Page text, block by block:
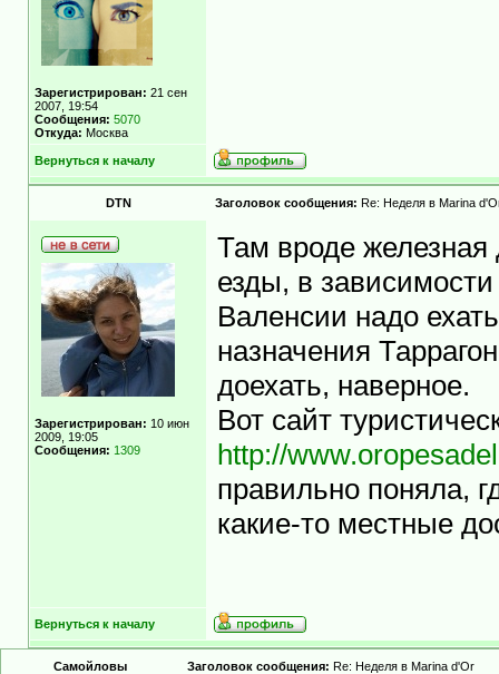
Зарегистрирован: 21 сен
2007, 19:54
Сообщения: 5070
Откуда: Москва
Вернуться к началу
DTN Заголовок сообщения: Re: Неделя в Marina
Зарегистрирован: 10 июн
2009, 19:05
Сообщения: 1309
Там вроде железная
езды, в зависимости
Валенсии надо
назначения
доехать, наверное.
Вот сайт
http://
правильно поняла,
какие-то местные
Вернуться к началу
Самойловы Заголовок сообщения: Re: Неделя в Marina d'Or